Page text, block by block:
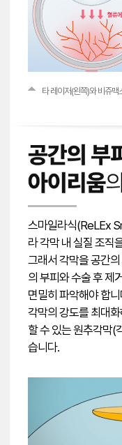
타 레이저(왼쪽)와 비쥬맥
스마일라식(ReLEx
라 각막 내 실질 조직
그래서 각막을 공간
의 부피와 수술 후 제
면밀히 파악해야 합
각막의 강도를 최대
할 수 있는 원추각막(
습니다.